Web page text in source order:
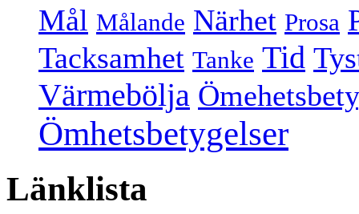
Mål Målande Närhet Prosa
Tacksamhet Tanke Tid
Värmebölja
Ömhetsbetygelser
Länklista